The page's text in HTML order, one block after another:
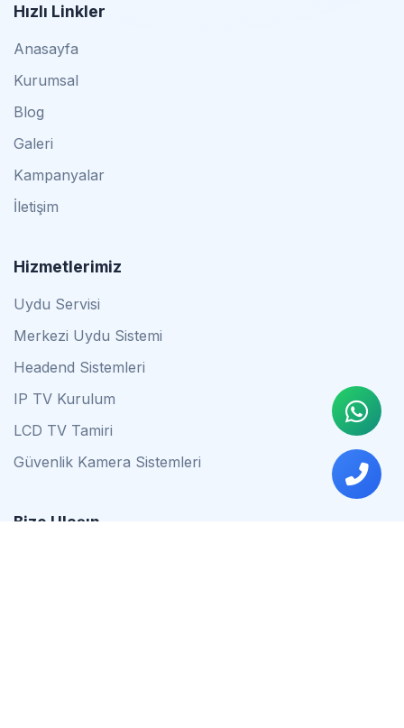
Hızlı Linkler
Anasayfa
Kurumsal
Blog
Galeri
Kampanyalar
İletişim
Hizmetlerimiz
Uydu Servisi
Merkezi Uydu Sistemi
Headend Sistemleri
IP TV Kurulum
LCD TV Tamiri
Güvenlik Kamera Sistemleri
Bize Ulaşın